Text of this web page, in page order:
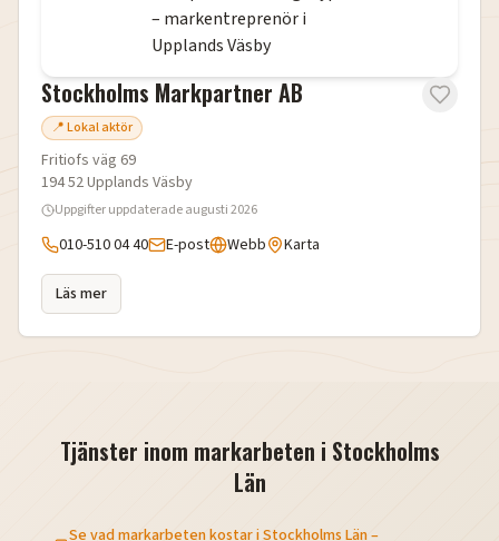
Stockholms Markpartner AB
📍 Lokal aktör
Fritiofs väg 69
194 52Upplands Väsby
Uppgifter uppdateradeaugusti 2026
010-510 04 40 E-post Webb Karta
Läs mer
Tjänster inom markarbeten i Stockholms
Län
Se vad markarbeten kostar iStockholms Län–